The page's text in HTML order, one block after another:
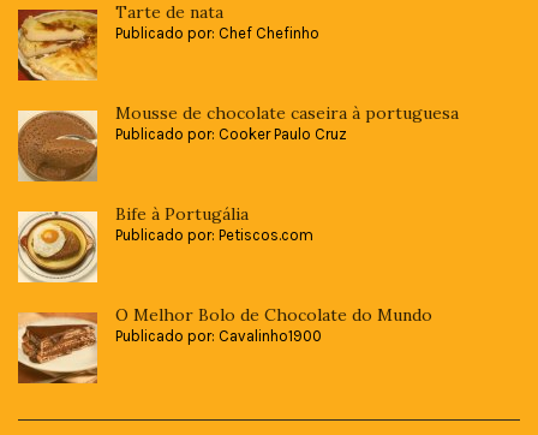
Tarte de nata
Publicado por: Chef Chefinho
Mousse de chocolate caseira à portuguesa
Publicado por: Cooker Paulo Cruz
Bife à Portugália
Publicado por: Petiscos.com
O Melhor Bolo de Chocolate do Mundo
Publicado por: Cavalinho1900